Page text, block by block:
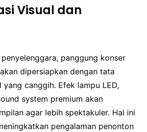
Visual dan
panggung konser
dipersiapkan dengan tata
yang canggih. Efek lampu LED,
system premium akan
agar lebih spektakuler. Hal ini
pengalaman penonton